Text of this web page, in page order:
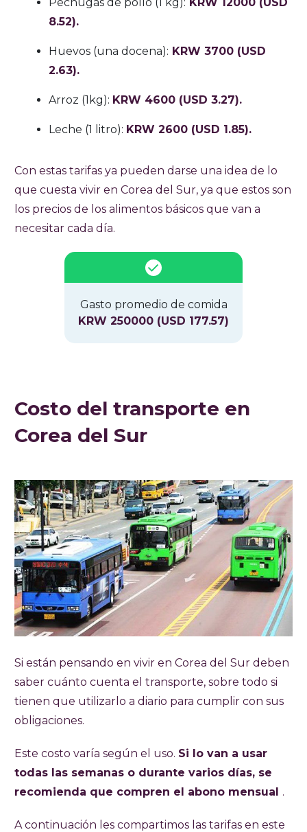
8.52).
Huevos (una docena): KRW 3700 (USD
2.63).
Arroz (1kg): KRW 4600 (USD 3.27).
Leche (1 litro): KRW 2600 (USD 1.85).
Con estas tarifas ya pueden darse una idea de lo
que cuesta vivir en Corea del Sur, ya que estos son
los precios de los alimentos básicos que van a
necesitar cada día.
Gasto promedio de comida
KRW 250000 (USD 177.57)
Costo del transporte en
Corea del Sur
Si están pensando en vivir en Corea del Sur deben
saber cuánto cuenta el transporte, sobre todo si
tienen que utilizarlo a diario para cumplir con sus
obligaciones.
Este costo varía según el uso. Si lo van a usar
todas las semanas o durante varios días, se
recomienda que compren el abono mensual .
A continuación les compartimos las tarifas en este